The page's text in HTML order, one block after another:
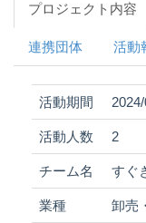
プロジェクト内容
連携団体 活動
活動期間
活動人数 2
チーム名 すぐ
業種 卸売